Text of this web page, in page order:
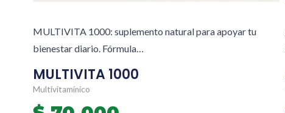
MULTIVITA 1000: suplemento natural para apoyar tu
bienestar diario. Fórmula…
MULTIVITA 1000
Multivitamínico